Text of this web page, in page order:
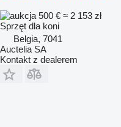
500 € ≈ 2 153 zł
Sprzęt dla koni
Belgia, 7041
Auctelia SA
Kontakt z dealerem